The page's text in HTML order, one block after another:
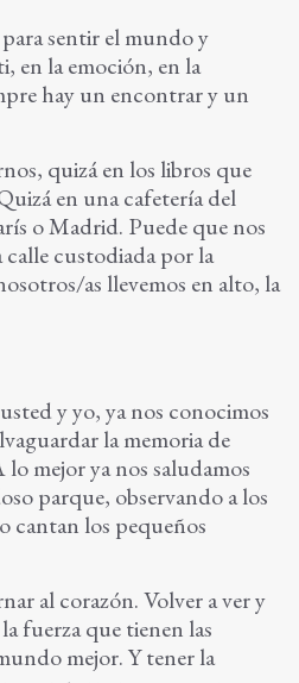
sentir el mundo y
en la emoción, en la
hay un encontrar y un
quizá en los libros que
en una cafetería del
o Madrid. Puede que nos
custodiada por la
as llevemos en alto, la
y yo, ya nos conocimos
la memoria de
mejor ya nos saludamos
parque, observando a los
cantan los pequeños
al corazón. Volver a ver y
fuerza que tienen las
mejor. Y tener la